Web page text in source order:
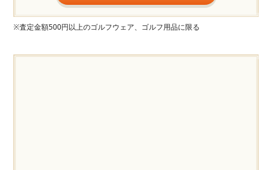
※査定金額500円以上のゴルフウェア、ゴルフ用品に限る